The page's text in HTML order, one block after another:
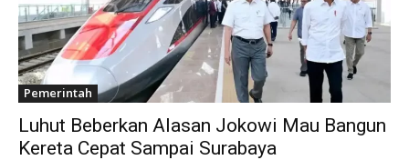
Pemerintah
Luhut Beberkan Alasan Jokowi Mau Bangun
Kereta Cepat Sampai Surabaya